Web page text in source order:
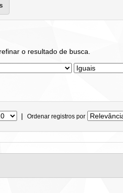
o resultado de busca.
| Ordenar registros por